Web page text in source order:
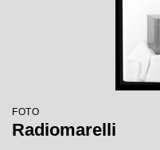
FOTO
Radiomarelli